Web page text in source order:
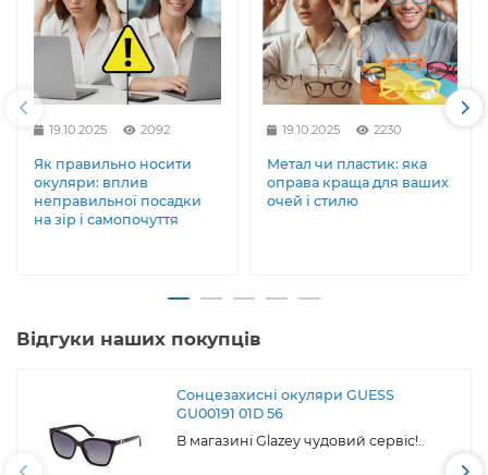
19.10.2025 2092
Як правильно носити
окуляри: вплив
неправильної посадки
на зір і самопочуття
19.10.2025 2230
Метал чи пластик: яка
оправа краща для ваших
очей і стилю
Відгуки наших покупців
Сонцезахисні окуляри GUESS
GU00191 01D 56
В магазині Glazey чудовий сервіс!..